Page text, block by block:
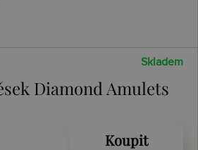
Skladem
Diamond Amulets
Koupit